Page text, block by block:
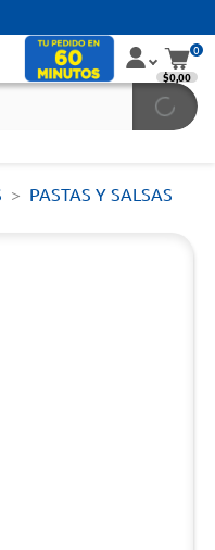
0
$0,00
PASTAS Y SALSAS